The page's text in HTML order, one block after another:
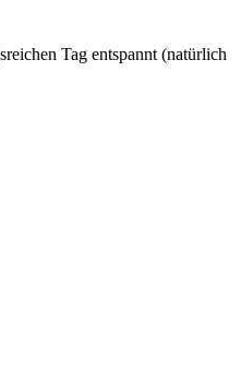
Tag entspannt (natürlich